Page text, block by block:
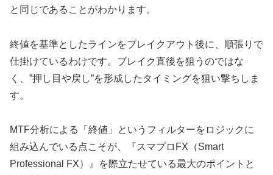
と同じであることがわかります。
終値を基準としたラインをブレイクアウト後に、順張りで
仕掛けているわけです。ブレイク直後を狙うのではな
く、”押し目や戻し”を形成したタイミングを狙い撃ちしま
す。
MTF分析による「終値」というフィルターをロジックに
組み込んでいる点こそが、『スマプロFX（Smart
Professional FX）』を際立たせている最大のポイントと